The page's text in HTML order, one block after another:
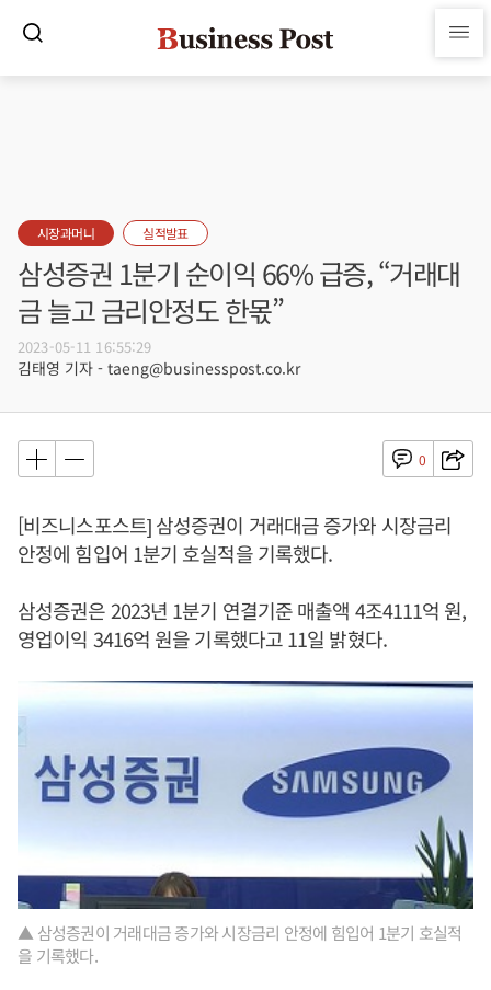
시장과머니 실적발표
삼성증권 1분기 순이익 66% 급증, “거래대
금 늘고 금리안정도 한몫”
2023-05-11 16:55:29
김태영 기자 - taeng@businesspost.co.kr
0
[비즈니스포스트] 삼성증권이 거래대금 증가와 시장금리
안정에 힘입어 1분기 호실적을 기록했다.
삼성증권은 2023년 1분기 연결기준 매출액 4조4111억 원,
영업이익 3416억 원을 기록했다고 11일 밝혔다.
▲ 삼성증권이 거래대금 증가와 시장금리 안정에 힘입어 1분기 호실적
을 기록했다.